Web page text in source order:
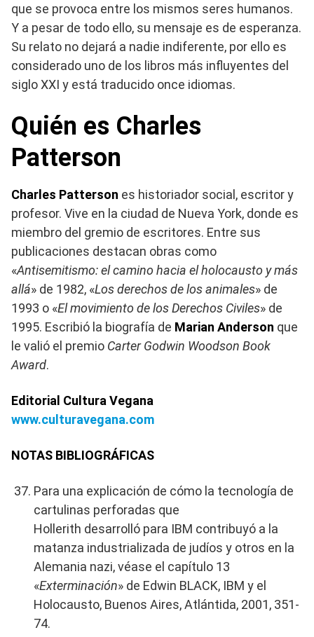
que se provoca entre los mismos seres humanos.
Y a pesar de todo ello, su mensaje es de esperanza.
Su relato no dejará a nadie indiferente, por ello es
considerado uno de los libros más influyentes del
siglo XXI y está traducido once idiomas.
Quién es Charles
Patterson
Charles Patterson es historiador social, escritor y
profesor. Vive en la ciudad de Nueva York, donde es
miembro del gremio de escritores. Entre sus
publicaciones destacan obras como
«Antisemitismo: el camino hacia el holocausto y más
allá» de 1982, «Los derechos de los animales» de
1993 o «El movimiento de los Derechos Civiles» de
1995. Escribió la biografía de Marian Anderson que
le valió el premio Carter Godwin Woodson Book
Award.
Editorial Cultura Vegana
www.culturavegana.com
NOTAS BIBLIOGRÁFICAS
Para una explicación de cómo la tecnología de
cartulinas perforadas que
Hollerith desarrolló para IBM contribuyó a la
matanza industrializada de judíos y otros en la
Alemania nazi, véase el capítulo 13
«Exterminación» de Edwin BLACK, IBM y el
Holocausto, Buenos Aires, Atlántida, 2001, 351-
74.